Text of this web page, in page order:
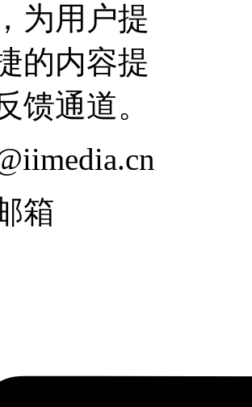
为用户提
的内容提
馈通道。
箱